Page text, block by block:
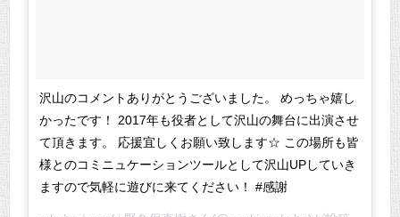
沢山のコメントありがとうございました。 めっちゃ嬉し
かったです！ 2017年も役者として沢山の舞台に出演させ
て頂きます。 応援宜しくお願い致します☆ この場所も皆
様とのコミニュケーションツールとして沢山UPしていき
ますので気軽に遊びに来てください！ #感謝